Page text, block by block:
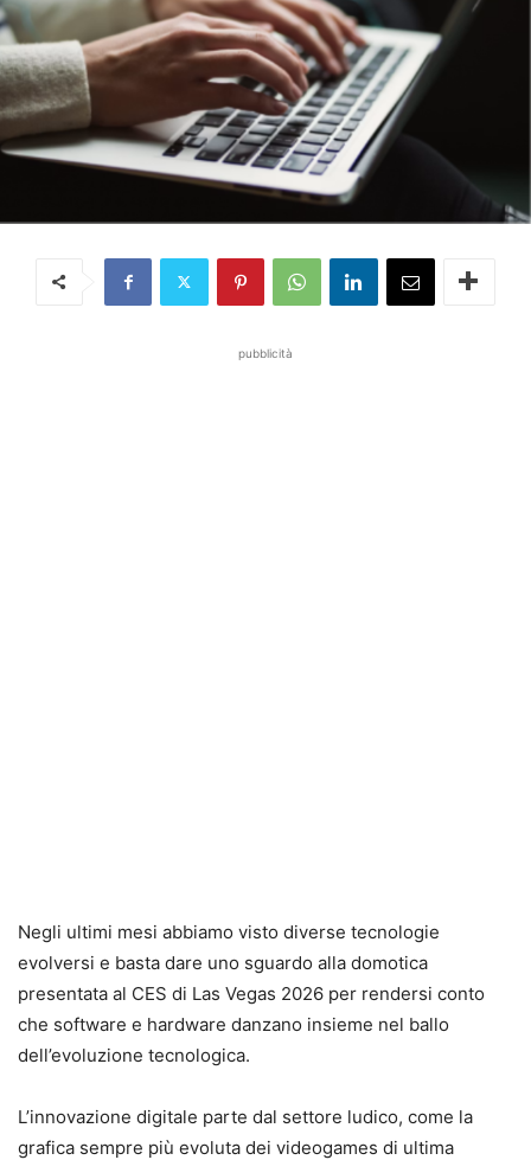
pubblicità
Negli ultimi mesi abbiamo visto diverse tecnologie
evolversi e basta dare uno sguardo alla domotica
presentata al CES di Las Vegas 2026 per rendersi conto
che software e hardware danzano insieme nel ballo
dell’evoluzione tecnologica.
L’innovazione digitale parte dal settore ludico, come la
grafica sempre più evoluta dei videogames di ultima